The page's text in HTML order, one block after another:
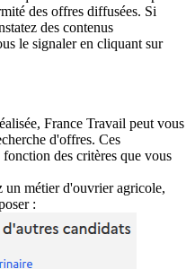
des offres diffusées. Si
des contenus
le signaler en cliquant sur
France Travail peut vous
d'offres. Ces
des critères que vous
un métier d'ouvrier agricole,
: